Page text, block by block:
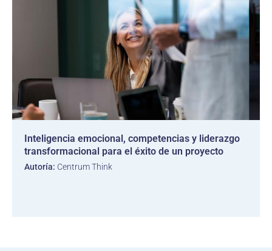
Inteligencia emocional, competencias y liderazgo
transformacional para el éxito de un proyecto
Autoría: Centrum Think